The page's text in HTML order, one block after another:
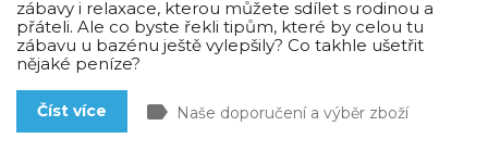
zábavy i relaxace, kterou můžete sdílet s rodinou a
přáteli. Ale co byste řekli tipům, které by celou tu
zábavu u bazénu ještě vylepšily? Co takhle ušetřit
nějaké peníze?
Číst více label Naše doporučení a výběr zboží